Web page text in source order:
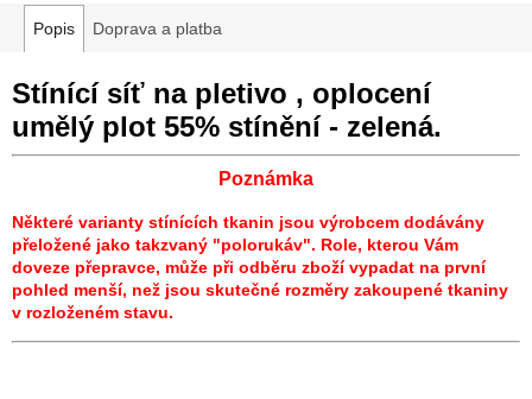
Popis Doprava a platba
Stínící síť na pletivo , oplocení
umělý plot 55% stínění - zelená.
Poznámka
Některé varianty stínících tkanin jsou výrobcem dodávány
přeložené jako takzvaný "polorukáv". Role, kterou Vám
doveze přepravce, může při odběru zboží vypadat na první
pohled menší, než jsou skutečné rozměry zakoupené tkaniny
v rozloženém stavu.